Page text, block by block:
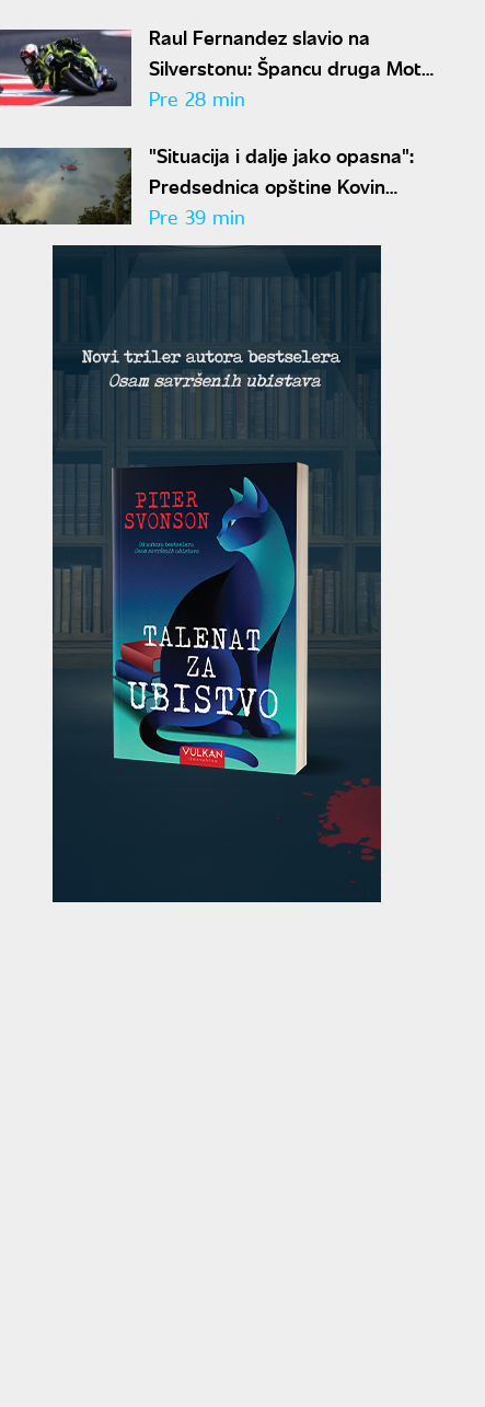
Raul Fernandez slavio na
Silverstonu: Špancu druga Moto
GP pobeda u karijeri
Pre 28 min
"Situacija i dalje jako opasna":
Predsednica opštine Kovin
otkrila novo stanje u
Deliblatskoj peščari
Pre 39 min